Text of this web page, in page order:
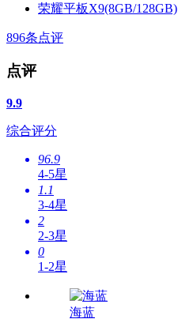
荣耀平板X9(8GB/128GB)
896条点评
点评
9.9
综合评分
96.9
4-5星
1.1
3-4星
2
2-3星
0
1-2星
海蓝